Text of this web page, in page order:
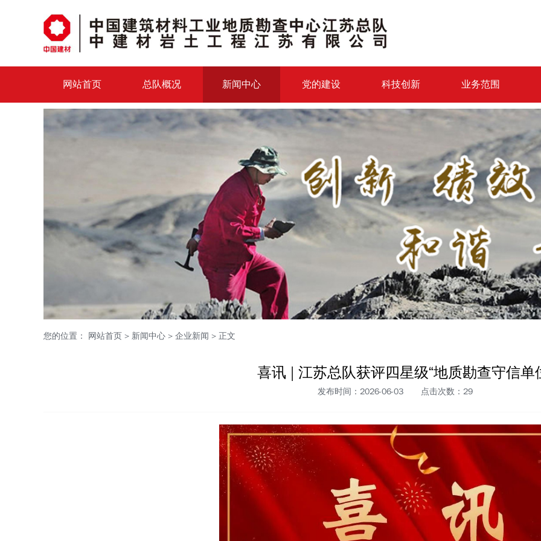
网站首页 总队概况 新闻中心 党的建设 科技创新 业务范围
您的位置： 网站首页 > 新闻中心 > 企业新闻 > 正文
喜讯 | 江苏总队获评四星级“地质勘查守信单
发布时间：2026-06-03 点击次数： 29